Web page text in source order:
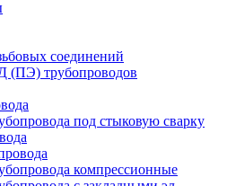
соединений
трубопроводов
под стыковую сварку
компрессионные